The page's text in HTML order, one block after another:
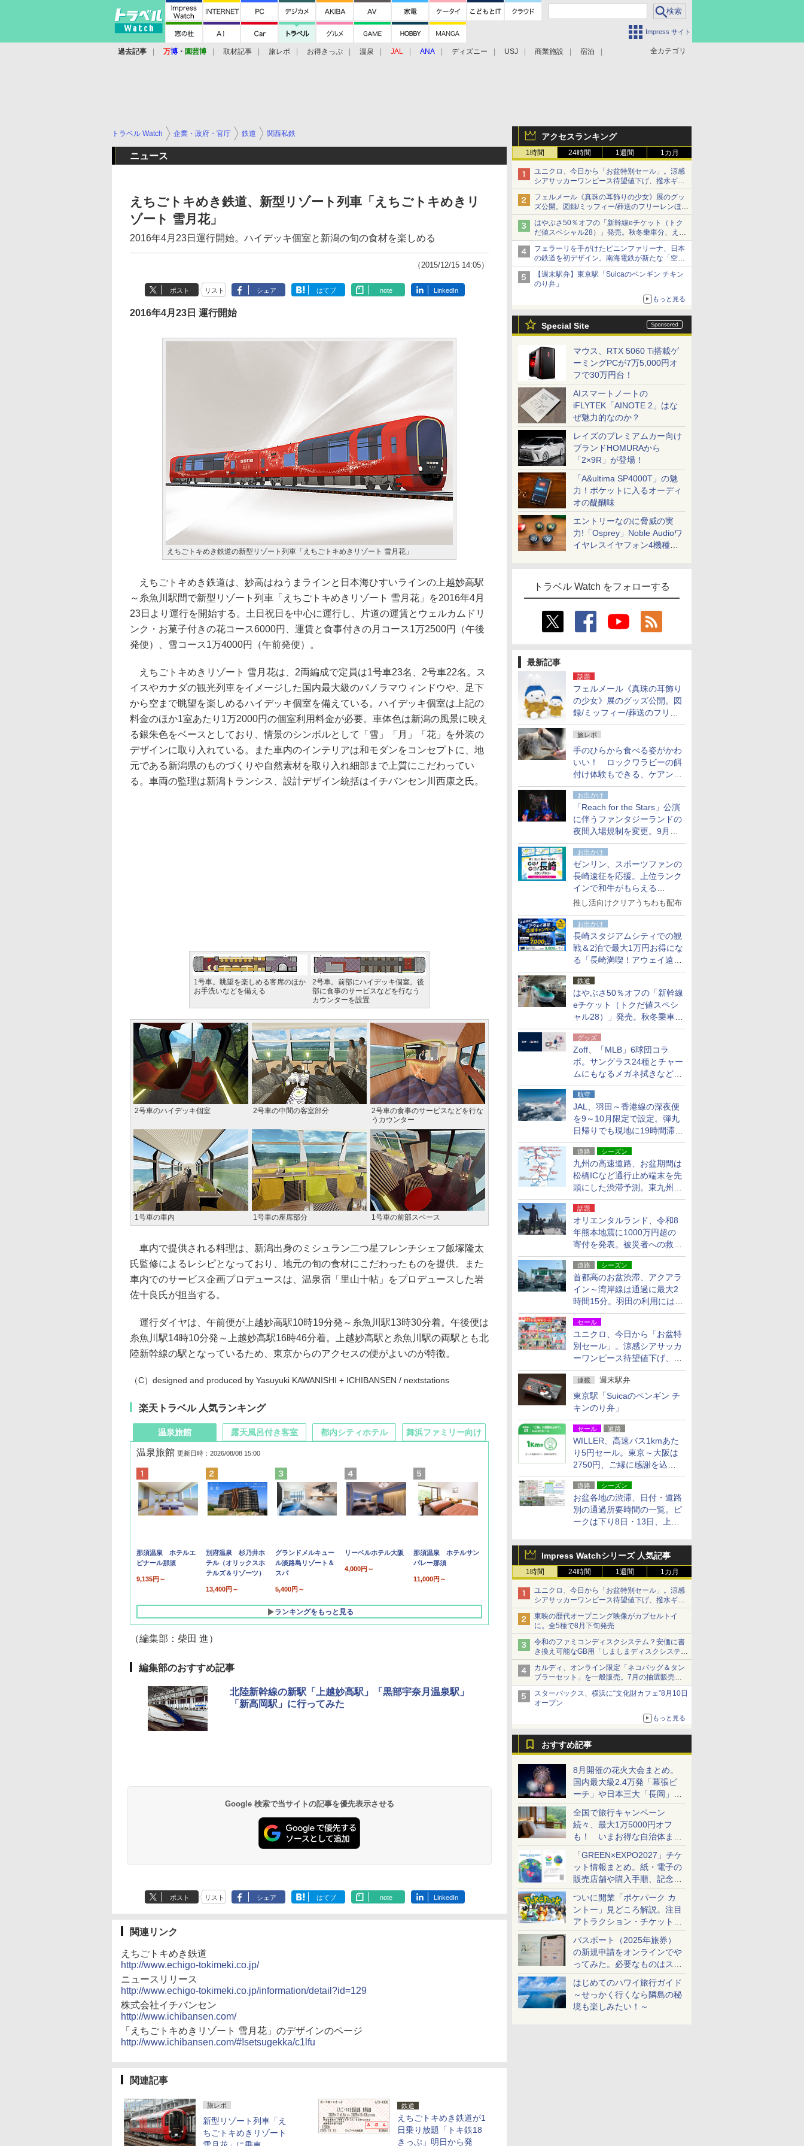
Impress サイト
全カテゴリ
過去記事 万博 ・ 園芸博 取材記事 旅レポ お得きっぷ 温泉 JAL ANA ディズニー USJ 商業施設 宿泊
アクセスランキング
1時間 24時間 1週間 1カ月
ユニクロ、今日から「お盆特別セール」。涼感
シアサッカーワンピース待望値下げ、撥水ギア
ショーツは1990円に
フェルメール《真珠の耳飾りの少女》展のグッ
ズ公開。図録/ミッフィー/葬送のフリーレンほ
か、注目ブランドコラボが実現
はやぶさ50％オフの「新幹線eチケット（トク
だ値スペシャル28）」発売。秋冬乗車分、えき
ねっと限定
フェラーリを手がけたピニンファリーナ、日本
の鉄道を初デザイン。南海電鉄が新たな「空港
特急」をなにわ筋線へ導入
【週末駅弁】東京駅「Suicaのペンギン チキン
のり弁」
もっと見る
Special Site
マウス、RTX 5060 Ti搭載ゲ
ーミングPCが7万5,000円オ
フで30万円台！
AIスマートノートの
iFLYTEK「AINOTE 2」はな
ぜ魅力的なのか？
レイズのプレミアムカー向け
ブランドHOMURAから
「2×9R」が登場！
「A&ultima SP4000T」の魅
力！ポケットに入るオーディ
オの醍醐味
エントリーなのに脅威の実
力!「Osprey」Noble Audioワ
イヤレスイヤフォン4機種を
トラベル Watch をフォローする
最新記事
話題
フェルメール《真珠の耳飾り
の少女》展のグッズ公開。図
録/ミッフィー/葬送のフリー
レンほか、注目ブランドコラ
ボが実現
旅レポ
手のひらから食べる姿がかわ
いい！ ロックワラビーの餌
付け体験もできる、ケアンズ
でアサートン高原の日本語ガ
イド付きツアーに参加してみ
た
お出かけ
「Reach for the Stars」公演
に伴うファンタジーランドの
夜間入場規制を変更。9月か
ら18時50分～20時ごろに
お出かけ
ゼンリン、スポーツファンの
長崎遠征を応援。上位ランク
インで和牛がもらえる
「GO！GO！長崎スタンプラ
推し活向けクリアうちわも配布
お出かけ
長崎スタジアムシティでの観
戦＆2泊で最大1万円お得にな
る「長崎満喫！アウェイ遠征
応援キャンペーン」
鉄道
はやぶさ50％オフの「新幹線
eチケット（トクだ値スペシ
ャル28）」発売。秋冬乗車
分、えきねっと限定
グッズ
Zoff、「MLB」6球団コラ
ボ。サングラス24種とチャー
ムにもなるメガネ拭きなど雑
貨24種
航空
JAL、羽田～香港線の深夜便
を9～10月限定で設定。弾丸
日帰りでも現地に19時間滞在
できる
道路 シーズン
九州の高速道路、お盆期間は
松橋ICなど通行止め端末を先
頭にした渋滞予測。東九州道
への迂回は料金調整を実施
話題
オリエンタルランド、令和8
年熊本地震に1000万円超の
寄付を発表。被災者への救援
活動・復旧支援
道路 シーズン
首都高のお盆渋滞、アクアラ
イン～湾岸線は通過に最大2
時間15分。羽田の利用には
「空港西出口」の利用検討を
セール
ユニクロ、今日から「お盆特
別セール」。涼感シアサッカ
ーワンピース待望値下げ、撥
水ギアショーツは1990円に
連載 週末駅弁
東京駅「Suicaのペンギン チ
キンのり弁」
セール 道路
WILLER、高速バス1kmあた
り5円セール。東京～大阪は
2750円、ご縁に感謝を込め
た20周年記念キャンペーン
道路 シーズン
お盆各地の渋滞、日付・道路
別の通過所要時間の一覧。ピ
ークは下り8日・13日、上り
Impress Watchシリーズ 人気記事
1時間 24時間 1週間 1カ月
ユニクロ、今日から「お盆特別セール」。涼感
シアサッカーワンピース待望値下げ、撥水ギア
ショーツは1990円に
東映の歴代オープニング映像がカプセルトイ
に。全5種で8月下旬発売
令和のファミコンディスクシステム？安価に書
き換え可能なGB用「しましまディスクシステ
ム」
カルディ、オンライン限定「ネコバッグ＆タン
ブラーセット」を一般販売。7月の抽選販売の
当選無効分
スターバックス、横浜に“文化財カフェ”8月10日
オープン
もっと見る
おすすめ記事
8月開催の花火大会まとめ。
国内最大級2.4万発「幕張ビ
ーチ」や日本三大「長岡」な
ど大型イベント目白押し！
全国で旅行キャンペーン
続々、最大1万5000円オフ
も！ いまお得な自治体まと
め
「GREEN×EXPO2027」チケ
ット情報まとめ。紙・電子の
販売店舗や購入手順、記念チ
ケットも解説
ついに開業「ポケパーク カ
ントー」見どころ解説。注目
アトラクション・チケット手
配・来場前に必要な準備は？
パスポート（2025年旅券）
の新規申請をオンラインでや
ってみた。必要なものはスマ
ホとマイナカードのみ
はじめてのハワイ旅行ガイド
～せっかく行くなら隣島の秘
境も楽しみたい！～
トラベル Watch 企業・政府・官庁 鉄道 関西私鉄
ニュース
えちごトキめき鉄道、新型リゾート列車「えちごトキめきリ
ゾート 雪月花」
2016年4月23日運行開始。ハイデッキ個室と新潟の旬の食材を楽しめる
（2015/12/15 14:05）
ポスト リスト シェア はてブ note LinkedIn
2016年4月23日 運行開始
えちごトキめき鉄道の新型リゾート列車「えちごトキめきリゾート 雪月花」
えちごトキめき鉄道は、妙高はねうまラインと日本海ひすいラインの上越妙高駅
～糸魚川駅間で新型リゾート列車「えちごトキめきリゾート 雪月花」を2016年4月
23日より運行を開始する。土日祝日を中心に運行し、片道の運賃とウェルカムドリ
ンク・お菓子付きの花コース6000円、運賃と食事付きの月コース1万2500円（午後
発便）、雪コース1万4000円（午前発便）。
えちごトキめきリゾート 雪月花は、2両編成で定員は1号車23名、2号車22名。ス
イスやカナダの観光列車をイメージした国内最大級のパノラマウィンドウや、足下
から空まで眺望を楽しめるハイデッキ個室を備えている。ハイデッキ個室は上記の
料金のほか1室あたり1万2000円の個室利用料金が必要。車体色は新潟の風景に映え
る銀朱色をベースとしており、情景のシンボルとして「雪」「月」「花」を外装の
デザインに取り入れている。また車内のインテリアは和モダンをコンセプトに、地
元である新潟県のものづくりや自然素材を取り入れ細部まで上質にこだわってい
る。車両の監理は新潟トランシス、設計デザイン統括はイチバンセン川西康之氏。
1号車。眺望を楽しめる客席のほか
お手洗いなどを備える
2号車。前部にハイデッキ個室。後
部に食事のサービスなどを行なう
カウンターを設置
2号車のハイデッキ個室 2号車の中間の客室部分
2号車の食事のサービスなどを行な
うカウンター
1号車の車内 1号車の座席部分 1号車の前部スペース
車内で提供される料理は、新潟出身のミシュラン二つ星フレンチシェフ飯塚隆太
氏監修によるレシピとなっており、地元の旬の食材にこだわったものを提供。また
車内でのサービス企画プロデュースは、温泉宿「里山十帖」をプロデュースした岩
佐十良氏が担当する。
運行ダイヤは、午前便が上越妙高駅10時19分発～糸魚川駅13時30分着。午後便は
糸魚川駅14時10分発～上越妙高駅16時46分着。上越妙高駅と糸魚川駅の両駅とも北
陸新幹線の駅となっているため、東京からのアクセスの便がよいのが特徴。
（C）designed and produced by Yasuyuki KAWANISHI + ICHIBANSEN / nextstations
楽天トラベル 人気ランキング
温泉旅館
温泉旅館 更新日時：2026/08/08 15:00
那須温泉 ホテルエ
ピナール那須
9,135円～
別府温泉 杉乃井ホ
テル（オリックスホ
テルズ＆リゾーツ）
13,400円～
グランドメルキュー
ル淡路島リゾート＆
スパ
5,400円～
リーベルホテル大阪
4,000円～
那須温泉 ホテルサン
バレー那須
11,000円～
ランキングをもっと見る
露天風呂付き客室 都内シティホテル 舞浜ファミリー向け
（編集部：柴田 進）
編集部のおすすめ記事
北陸新幹線の新駅「上越妙高駅」「黒部宇奈月温泉駅」
「新高岡駅」に行ってみた
Google 検索で当サイトの記事を優先表示させる
ポスト リスト シェア はてブ note LinkedIn
関連リンク
えちごトキめき鉄道
http://www.echigo-tokimeki.co.jp/
ニュースリリース
http://www.echigo-tokimeki.co.jp/information/detail?id=129
株式会社イチバンセン
http://www.ichibansen.com/
「えちごトキめきリゾート 雪月花」のデザインのページ
http://www.ichibansen.com/#!setsugekka/c1lfu
関連記事
旅レポ
新型リゾート列車「え
ちごトキめきリゾート
鉄道
えちごトキめき鉄道が1
日乗り放題「トキ鉄18
きっぷ」明日から発